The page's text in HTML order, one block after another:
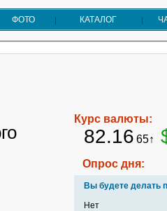
ФОТО КАТАЛОГ
Курс валюты:
82.16 65↑
Опрос дня:
Вы будете делать
Нет